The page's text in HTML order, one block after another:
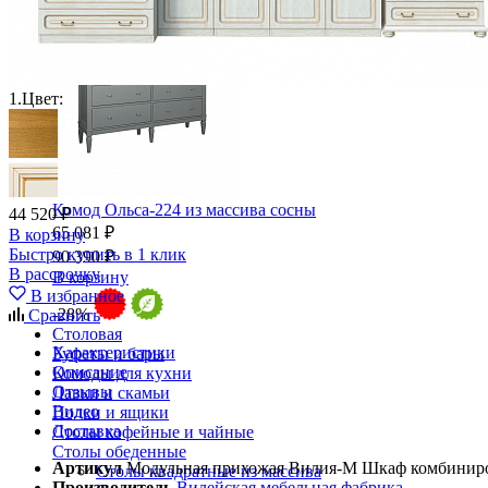
Комод Ольса-224 из массива сосны
65 081 ₽
90 390 ₽
В корзину
-28%
Столовая
Буфеты и бары
Комоды для кухни
Лавки и скамьи
Полки и ящики
Столы кофейные и чайные
Столы обеденные
Столы квадратные из массива
1.Цвет:
44 520 ₽
В корзину
Быстро купить в 1 клик
В рассрочку
В избранное
Сравнить
Характеристики
Описание
Отзывы
Видео
Доставка
Артикул Модульная прихожая Вилия-М Шкаф